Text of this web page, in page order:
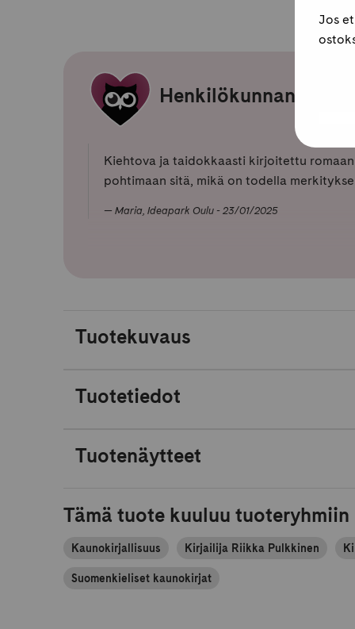
Henkilökunnan
Kiehtova ja taidokkaasti kirjoitettu
pohtimaan sitä, mikä on todella
Maria, Ideapark Oulu - 23/01/2025
Tuotekuvaus
Tuotetiedot
Tuotenäytteet
Tämä tuote kuuluu tuoteryhmiin
Kaunokirjallisuus Kirjailija Riikka Pulkkinen
Suomenkieliset kaunokirjat
Jos